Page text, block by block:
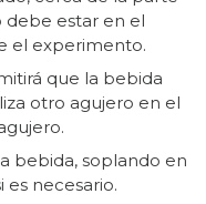
debe estar en el
el experimento.
que la bebida
otro agujero en el
bebida, soplando en
es necesario.